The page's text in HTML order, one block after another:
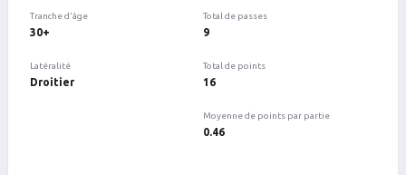
Tranche d'âge
30+
Latéralité
Droitier
Total de passes
9
Total de points
16
Moyenne de points par partie
0.46